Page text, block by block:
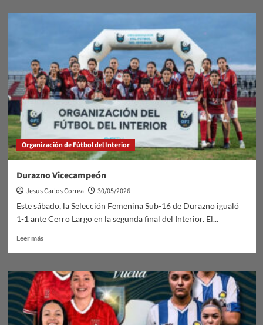
Café
Carmen
Organización de Fútbol del Interior
Durazno Vicecampeón
Jesus Carlos Correa
30/05/2026
Este sábado, la Selección Femenina Sub-16 de Durazno igualó
1-1 ante Cerro Largo en la segunda final del Interior. El...
Leer másLeer
Durazno
Vicecampeón